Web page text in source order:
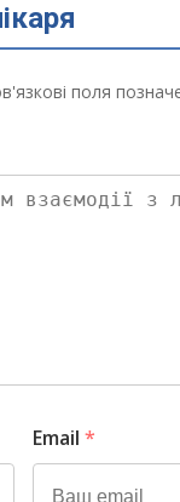
поля
Email *